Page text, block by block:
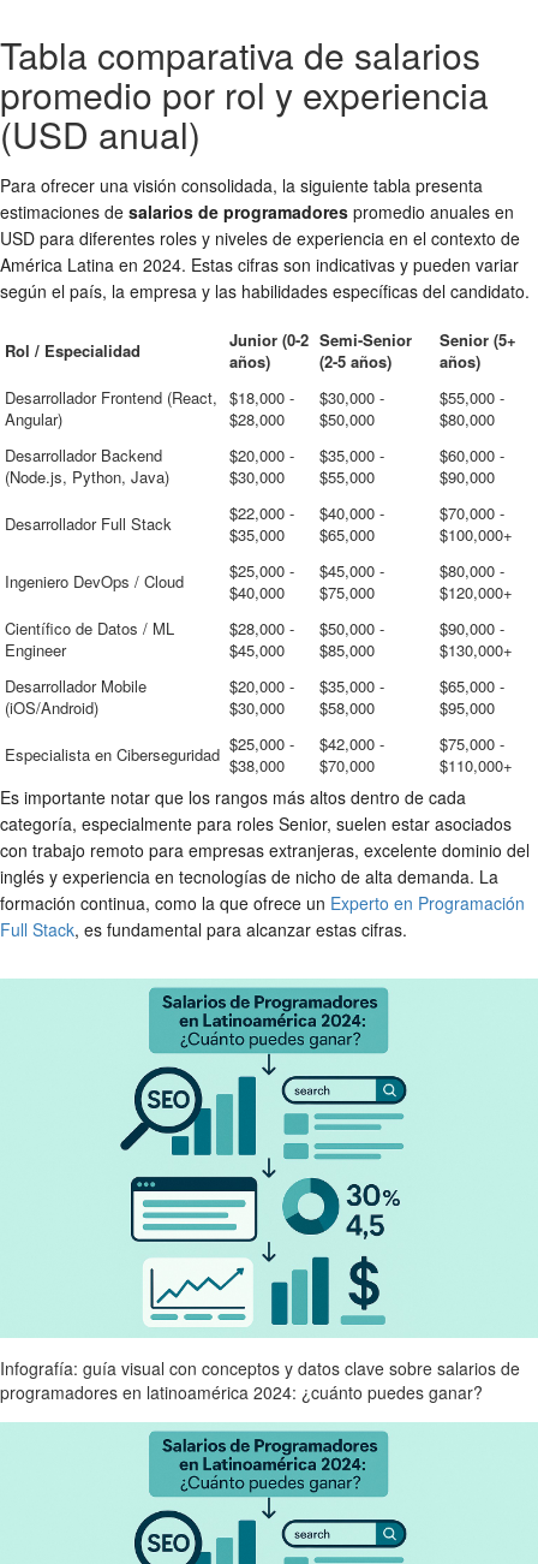
Tabla comparativa de salarios
promedio por rol y experiencia
(USD anual)
Para ofrecer una visión consolidada, la siguiente tabla presenta
estimaciones de salarios de programadores promedio anuales en
USD para diferentes roles y niveles de experiencia en el contexto de
América Latina en 2024. Estas cifras son indicativas y pueden variar
según el país, la empresa y las habilidades específicas del candidato.
Rol / Especialidad
Junior (0-2
años)
Semi-Senior
(2-5 años)
Senior (5+
años)
Desarrollador Frontend (React,
Angular)
$18,000 -
$28,000
$30,000 -
$50,000
$55,000 -
$80,000
Desarrollador Backend
(Node.js, Python, Java)
$20,000 -
$30,000
$35,000 -
$55,000
$60,000 -
$90,000
Desarrollador Full Stack
$22,000 -
$35,000
$40,000 -
$65,000
$70,000 -
$100,000+
Ingeniero DevOps / Cloud
$25,000 -
$40,000
$45,000 -
$75,000
$80,000 -
$120,000+
Científico de Datos / ML
Engineer
$28,000 -
$45,000
$50,000 -
$85,000
$90,000 -
$130,000+
Desarrollador Mobile
(iOS/Android)
$20,000 -
$30,000
$35,000 -
$58,000
$65,000 -
$95,000
Especialista en Ciberseguridad $25,000 -
$38,000
$42,000 -
$70,000
$75,000 -
$110,000+
Es importante notar que los rangos más altos dentro de cada
categoría, especialmente para roles Senior, suelen estar asociados
con trabajo remoto para empresas extranjeras, excelente dominio del
inglés y experiencia en tecnologías de nicho de alta demanda. La
formación continua, como la que ofrece un Experto en Programación
Full Stack, es fundamental para alcanzar estas cifras.
Infografía: guía visual con conceptos y datos clave sobre salarios de
programadores en latinoamérica 2024: ¿cuánto puedes ganar?